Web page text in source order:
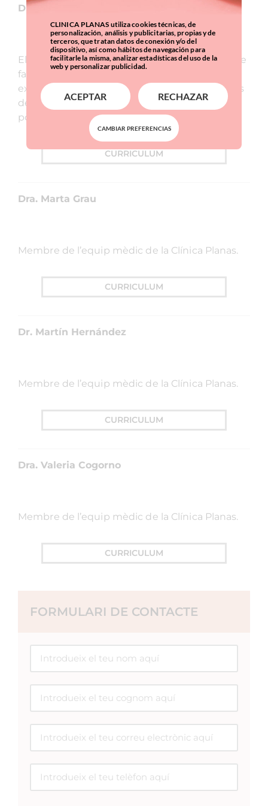
llavis?
Opinió de l’expert
Dra. Montserrat Planas
farciment infiltrat corregint granulomes i
excessos de volum degut als farciments facials
CLINICA PLANAS utiliza cookies técnicas, de
personalización, análisis y publicitarias, propias y de
terceros, que tratan datos de conexión y/o del
dispositivo, así como hábitos de navegación para
facilitarle la misma, analizar estadísticas del uso de la
web y personalizar publicidad.
ACEPTAR RECHAZAR
CAMBIAR PREFERENCIAS